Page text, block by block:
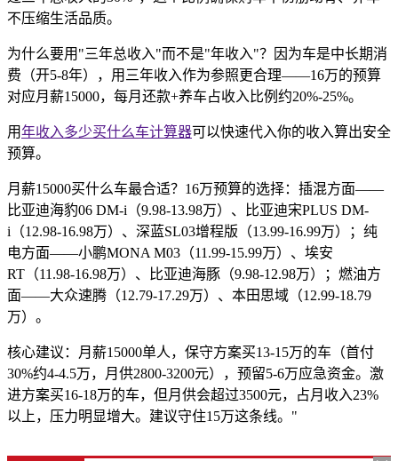
不压缩生活品质。
为什么要用"三年总收入"而不是"年收入"？因为车是中长期消
费（开5-8年），用三年收入作为参照更合理——16万的预算
对应月薪15000，每月还款+养车占收入比例约20%-25%。
用年收入多少买什么车计算器可以快速代入你的收入算出安全
预算。
月薪15000买什么车最合适？16万预算的选择：插混方面——
比亚迪海豹06 DM-i（9.98-13.98万）、比亚迪宋PLUS DM-
i（12.98-16.98万）、深蓝SL03增程版（13.99-16.99万）；纯
电方面——小鹏MONA M03（11.99-15.99万）、埃安
RT（11.98-16.98万）、比亚迪海豚（9.98-12.98万）；燃油方
面——大众速腾（12.79-17.29万）、本田思域（12.99-18.79
万）。
核心建议：月薪15000单人，保守方案买13-15万的车（首付
30%约4-4.5万，月供2800-3200元），预留5-6万应急资金。激
进方案买16-18万的车，但月供会超过3500元，占月收入23%
以上，压力明显增大。建议守住15万这条线。"